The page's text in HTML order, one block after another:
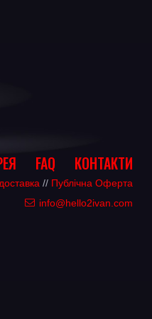
FAQ КОНТАКТИ
// Публічна Оферта
info@hello2ivan.com